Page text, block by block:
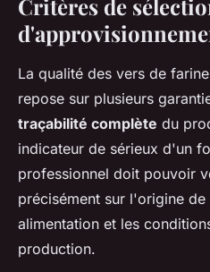
Critères de
La qualité des vers de
repose sur plusieurs
traçabilité complète du
indicateur de sérieux d'un
professionnel doit pouvoir
précisément sur l'origine de
alimentation et les
production.